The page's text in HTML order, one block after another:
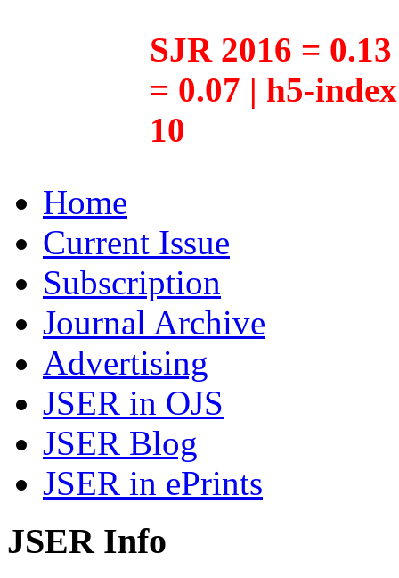
SJR 2016 =
= 0.07 | h5-
10
Home
Current Issue
Subscription
Journal Archive
Advertising
JSER in OJS
JSER Blog
JSER in ePrints
JSER Info